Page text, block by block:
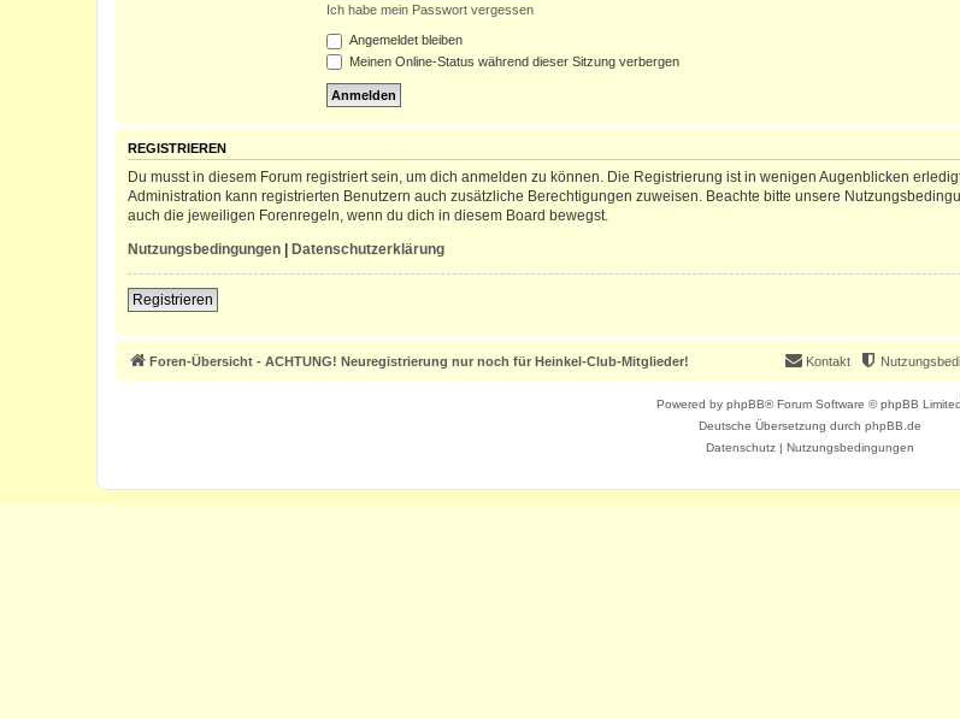
Ich habe mein Passwort vergessen
Angemeldet bleiben
Meinen Online-Status während dieser Sitzung verbergen
REGISTRIEREN
Du musst in diesem Forum registriert sein, um dich anmelden zu können. Die Registrierung ist in wenigen Augenblicken
Administration kann registrierten Benutzern auch zusätzliche Berechtigungen zuweisen. Beachte bitte unsere
auch die jeweiligen Forenregeln, wenn du dich in diesem Board bewegst.
Nutzungsbedingungen | Datenschutzerklärung
Registrieren
Foren-Übersicht - ACHTUNG! Neuregistrierung nur noch für Heinkel-Club-Mitglieder! Kontakt
Powered by phpBB® Forum Software © phpBB Limited
Deutsche Übersetzung durch phpBB.de
Datenschutz| Nutzungsbedingungen